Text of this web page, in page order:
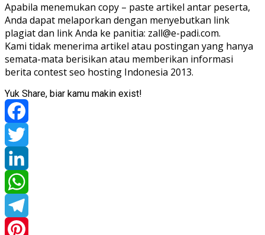
Apabila menemukan copy – paste artikel antar peserta,
Anda dapat melaporkan dengan menyebutkan link
plagiat dan link Anda ke panitia: zall@e-padi.com.
Kami tidak menerima artikel atau postingan yang hanya
semata-mata berisikan atau memberikan informasi
berita contest seo hosting Indonesia 2013.
Yuk Share, biar kamu makin exist!
Facebook
Twitter
LinkedIn
WhatsApp
Telegram